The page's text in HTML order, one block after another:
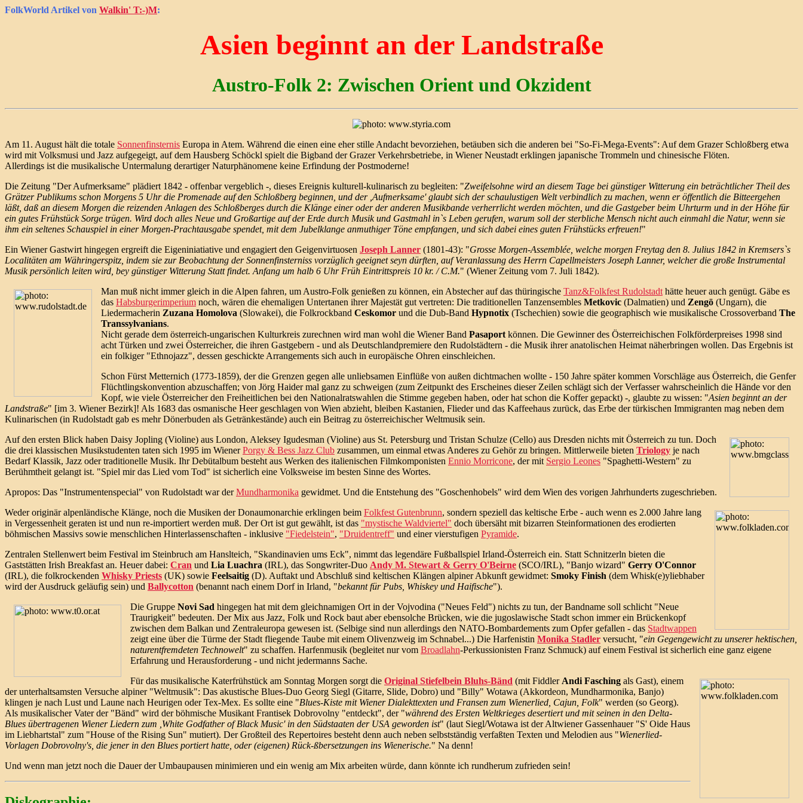
FolkWorld Artikel von Walkin' T:-)M:
Asien beginnt an der Landstraße
Austro-Folk 2: Zwischen Orient und Okzident
Am 11. August hält die totale Sonnenfinsternis Europa in Atem. Während die einen eine eher stille Andacht bevorziehen, betäuben sich die anderen bei "So-Fi-Mega-Events": Auf dem Grazer Schloßberg etwa
wird mit Volksmusi und Jazz aufgegeigt, auf dem Hausberg Schöckl spielt die Bigband der Grazer Verkehrsbetriebe, in Wiener Neustadt erklingen japanische Trommeln und chinesische Flöten.
Allerdings ist die musikalische Untermalung derartiger Naturphänomene keine Erfindung der Postmoderne!
Die Zeitung "Der Aufmerksame" plädiert 1842 - offenbar vergeblich -, dieses Ereignis kulturell-kulinarisch zu begleiten: "Zweifelsohne wird an diesem Tage bei günstiger Witterung ein beträchtlicher Theil des
Grätzer Publikums schon Morgens 5 Uhr die Promenade auf den Schloßberg beginnen, und der ,Aufmerksame' glaubt sich der schaulustigen Welt verbindlich zu machen, wenn er öffentlich die Bitteergehen
läßt, daß an diesem Morgen die reizenden Anlagen des Schloßberges durch die Klänge einer oder der anderen Musikbande verherrlicht werden möchten, und die Gastgeber beim Uhrturm und in der Höhe für
ein gutes Frühstück Sorge trügen. Wird doch alles Neue und Großartige auf der Erde durch Musik und Gastmahl in`s Leben gerufen, warum soll der sterbliche Mensch nicht auch einmahl die Natur, wenn sie
ihm ein seltenes Schauspiel in einer Morgen-Prachtausgabe spendet, mit dem Jubelklange anmuthiger Töne empfangen, und sich dabei eines guten Frühstücks erfreuen!"
Ein Wiener Gastwirt hingegen ergreift die Eigeniniatiative und engagiert den Geigenvirtuosen Joseph Lanner (1801-43): "Grosse Morgen-Assemblée, welche morgen Freytag den 8. Julius 1842 in Kremsers`s
Localitäten am Währingerspitz, indem sie zur Beobachtung der Sonnenfinsterniss vorzüglich geeignet seyn dürften, auf Veranlassung des Herrn Capellmeisters Joseph Lanner, welcher die große Instrumental
Musik persönlich leiten wird, bey günstiger Witterung Statt findet. Anfang um halb 6 Uhr Früh Eintrittspreis 10 kr. / C.M." (Wiener Zeitung vom 7. Juli 1842).
Man muß nicht immer gleich in die Alpen fahren, um Austro-Folk genießen zu können, ein Abstecher auf das thüringische Tanz&Folkfest Rudolstadt hätte heuer auch genügt. Gäbe es
das Habsburgerimperium noch, wären die ehemaligen Untertanen ihrer Majestät gut vertreten: Die traditionellen Tanzensembles Metkovic (Dalmatien) und Zengö (Ungarn), die
Liedermacherin Zuzana Homolova (Slowakei), die Folkrockband Ceskomor und die Dub-Band Hypnotix (Tschechien) sowie die geographisch wie musikalische Crossoverband The
Transsylvanians.
Nicht gerade dem österreich-ungarischen Kulturkreis zurechnen wird man wohl die Wiener Band Pasaport können. Die Gewinner des Österreichischen Folkförderpreises 1998 sind
acht Türken und zwei Österreicher, die ihren Gastgebern - und als Deutschlandpremiere den Rudolstädtern - die Musik ihrer anatolischen Heimat näherbringen wollen. Das Ergebnis ist
ein folkiger "Ethnojazz", dessen geschickte Arrangements sich auch in europäische Ohren einschleichen.
Schon Fürst Metternich (1773-1859), der die Grenzen gegen alle unliebsamen Einflüße von außen dichtmachen wollte - 150 Jahre später kommen Vorschläge aus Österreich, die Genfer
Flüchtlingskonvention abzuschaffen; von Jörg Haider mal ganz zu schweigen (zum Zeitpunkt des Erscheines dieser Zeilen schlägt sich der Verfasser wahrscheinlich die Hände vor den
Kopf, wie viele Österreicher den Freiheitlichen bei den Nationalratswahlen die Stimme gegeben haben, oder hat schon die Koffer gepackt) -, glaubte zu wissen: "Asien beginnt an der
Landstraße" [im 3. Wiener Bezirk]! Als 1683 das osmanische Heer geschlagen von Wien abzieht, bleiben Kastanien, Flieder und das Kaffeehaus zurück, das Erbe der türkischen Immigranten mag neben dem
Kulinarischen (in Rudolstadt gab es mehr Dönerbuden als Getränkestände) auch ein Beitrag zu österreichischer Weltmusik sein.
Auf den ersten Blick haben Daisy Jopling (Violine) aus London, Aleksey Igudesman (Violine) aus St. Petersburg und Tristan Schulze (Cello) aus Dresden nichts mit Österreich zu tun. Doch
die drei klassischen Musikstudenten taten sich 1995 im WienerPorgy & Bess Jazz Club zusammen, um einmal etwas Anderes zu Gehör zu bringen. Mittlerweile bieten Triology je nach
Bedarf Klassik, Jazz oder traditionelle Musik. Ihr Debütalbum besteht aus Werken des italienischen Filmkomponisten Ennio Morricone, der mit Sergio Leones "Spaghetti-Western" zu
Berühmtheit gelangt ist. "Spiel mir das Lied vom Tod" ist sicherlich eine Volksweise im besten Sinne des Wortes.
Apropos: Das "Instrumentenspecial" von Rudolstadt war derMundharmonika gewidmet. Und die Entstehung des "Goschenhobels" wird dem Wien des vorigen Jahrhunderts zugeschrieben.
Weder originär alpenländische Klänge, noch die Musiken der Donaumonarchie erklingen beim Folkfest Gutenbrunn, sondern speziell das keltische Erbe - auch wenn es 2.000 Jahre lang
in Vergessenheit geraten ist und nun re-importiert werden muß. Der Ort ist gut gewählt, ist das "mystische Waldviertel" doch übersäht mit bizarren Steinformationen des erodierten
böhmischen Massivs sowie menschlichen Hinterlassenschaften - inklusive "Fiedelstein", "Druidentreff" und einer vierstufigen Pyramide.
Zentralen Stellenwert beim Festival im Steinbruch am Hanslteich, "Skandinavien ums Eck", nimmt das legendäre Fußballspiel Irland-Österreich ein. Statt Schnitzerln bieten die
Gaststätten Irish Breakfast an. Heuer dabei: Cran und Lia Luachra (IRL), das Songwriter-Duo Andy M. Stewart & Gerry O'Beirne (SCO/IRL), "Banjo wizard" Gerry O'Connor
(IRL), die folkrockenden Whisky Priests (UK) sowie Feelsaitig (D). Auftakt und Abschluß sind keltischen Klängen alpiner Abkunft gewidmet: Smoky Finish (dem Whisk(e)yliebhaber
wird der Ausdruck geläufig sein) und Ballycotton (benannt nach einem Dorf in Irland, "bekannt für Pubs, Whiskey und Haifische").
Die Gruppe Novi Sad hingegen hat mit dem gleichnamigen Ort in der Vojvodina ("Neues Feld") nichts zu tun, der Bandname soll schlicht "Neue
Traurigkeit" bedeuten. Der Mix aus Jazz, Folk und Rock baut aber ebensolche Brücken, wie die jugoslawische Stadt schon immer ein Brückenkopf
zwischen dem Balkan und Zentraleuropa gewesen ist. (Selbige sind nun allerdings den NATO-Bombardements zum Opfer gefallen - das Stadtwappen
zeigt eine über die Türme der Stadt fliegende Taube mit einem Olivenzweig im Schnabel...) Die Harfenistin Monika Stadler versucht, "ein Gegengewicht zu unserer hektischen,
naturentfremdeten Technowelt" zu schaffen. Harfenmusik (begleitet nur vom Broadlahn-Perkussionisten Franz Schmuck) auf einem Festival ist sicherlich eine ganz eigene
Erfahrung und Herausforderung - und nicht jedermanns Sache.
Für das musikalische Katerfrühstück am Sonntag Morgen sorgt die Original Stiefelbein Bluhs-Bänd (mit Fiddler Andi Fasching als Gast), einem
der unterhaltsamsten Versuche alpiner "Weltmusik": Das akustische Blues-Duo Georg Siegl (Gitarre, Slide, Dobro) und "Billy" Wotawa (Akkordeon, Mundharmonika, Banjo)
klingen je nach Lust und Laune nach Heurigen oder Tex-Mex. Es sollte eine "Blues-Kiste mit Wiener Dialekttexten und Fransen zum Wienerlied, Cajun, Folk" werden (so Georg).
Als musikalischer Vater der "Bänd" wird der böhmische Musikant Frantisek Dobrovolny "entdeckt", der "während des Ersten Weltkrieges desertiert und mit seinen in den Delta-
Blues übertragenen Wiener Liedern zum ,White Godfather of Black Music' in den Südstaaten der USA geworden ist" (laut Siegl/Wotawa ist der Altwiener Gassenhauer "S' Oide Haus
im Liebhartstal" zum "House of the Rising Sun" mutiert). Der Großteil des Repertoires besteht denn auch neben selbstständig verfaßten Texten und Melodien aus "Wienerlied-
Vorlagen Dobrovolny's, die jener in den Blues portiert hatte, oder (eigenen) Rück-ßbersetzungen ins Wienerische." Na denn!
Und wenn man jetzt noch die Dauer der Umbaupausen minimieren und ein wenig am Mix arbeiten würde, dann könnte ich rundherum zufrieden sein!